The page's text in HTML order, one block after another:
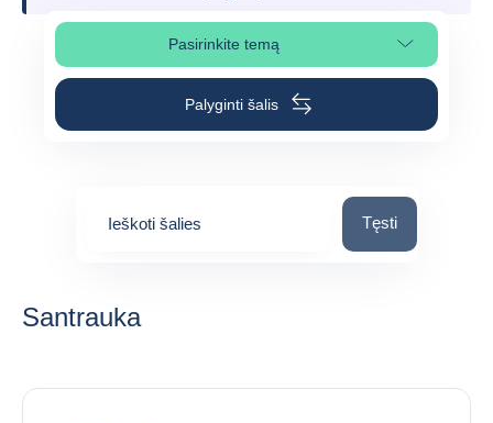
Pasirinkite temąPasirinkite puslapio skiltį
Palyginti šalis
Ieškoti šalies Ieškoti šalies
Tęsti
Santrauka